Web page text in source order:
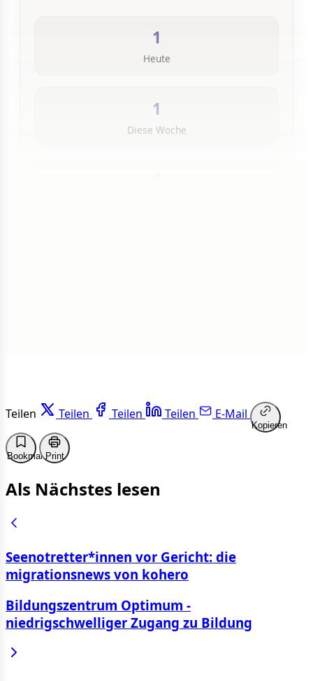
1
Heute
1
Diese Woche
Teilen Teilen Teilen Teilen E-Mail
Kopieren
BookmarkPrint
Als Nächstes lesen
Seenotretter*innen vor Gericht: die
migrationsnews von kohero
Bildungszentrum Optimum -
niedrigschwelliger Zugang zu Bildung